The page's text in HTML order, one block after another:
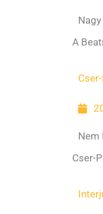
A
Nem
Cser-